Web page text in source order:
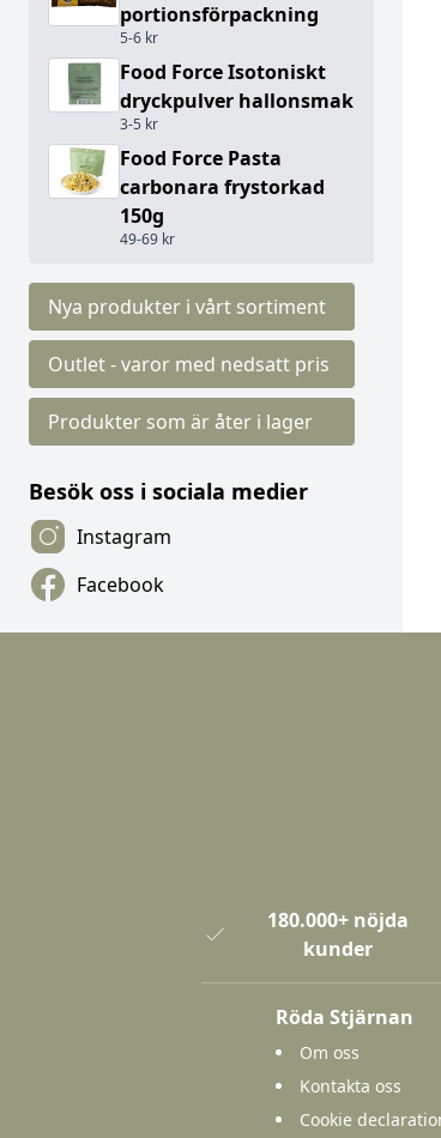
portionsförpackning
5-6 kr
Food Force Isotoniskt
dryckpulver hallonsmak
3-5 kr
Food Force Pasta
carbonara frystorkad
150g
49-69 kr
Nya produkter i vårt sortiment
Outlet - varor med nedsatt pris
Produkter som är åter i lager
Besök oss i sociala medier
Instagram
Facebook
180.000+ nöjda
kunder
Röda Stjärnan
Om oss
Kontakta oss
Cookie